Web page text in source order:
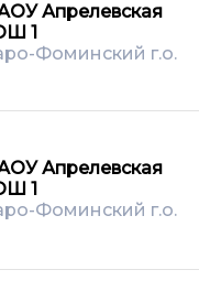
Апрелевская
1
Фоминский г.о.
Апрелевская
1
Фоминский г.о.